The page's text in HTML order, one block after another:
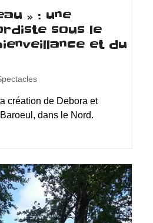
» : une
sous le
et du
création de Debora et
dans le Nord.